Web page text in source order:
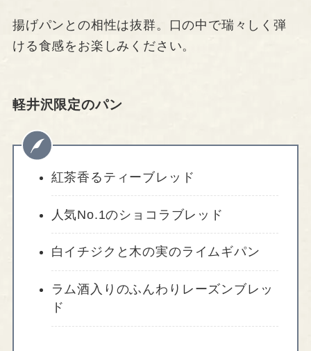
揚げパンとの相性は抜群。口の中で瑞々しく弾
ける食感をお楽しみください。
軽井沢限定のパン
紅茶香るティーブレッド
人気No.1のショコラブレッド
白イチジクと木の実のライムギパン
ラム酒入りのふんわりレーズンブレッ
ド